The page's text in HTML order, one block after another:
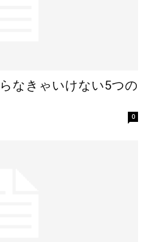
なきゃいけない5つの
0